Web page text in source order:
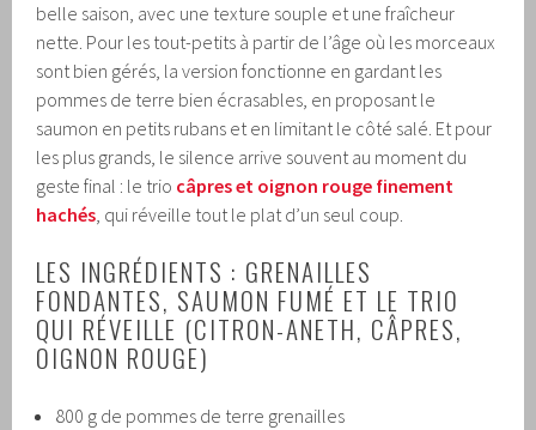
belle saison, avec une texture souple et une fraîcheur
nette. Pour les tout-petits à partir de l’âge où les morceaux
sont bien gérés, la version fonctionne en gardant les
pommes de terre bien écrasables, en proposant le
saumon en petits rubans et en limitant le côté salé. Et pour
les plus grands, le silence arrive souvent au moment du
geste final : le trio câpres et oignon rouge finement
hachés, qui réveille tout le plat d’un seul coup.
LES INGRÉDIENTS : GRENAILLES
FONDANTES, SAUMON FUMÉ ET LE TRIO
QUI RÉVEILLE (CITRON-ANETH, CÂPRES,
OIGNON ROUGE)
800 g de pommes de terre grenailles